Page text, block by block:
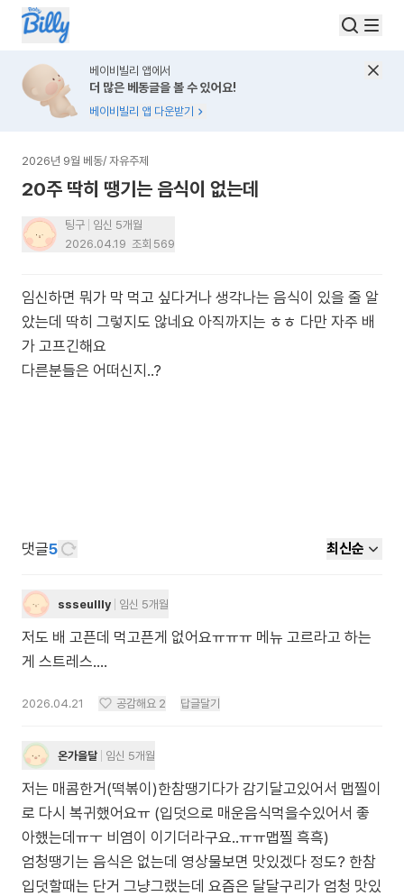
베이비빌리 앱에서
더 많은 베동글을 볼 수 있어요!
베이비빌리 앱 다운받기
2026년 9월 베동/ 자유주제
20주 딱히 땡기는 음식이 없는데
팅구
임신 5개월
2026.04.19 조회 569
임신하면 뭐가 막 먹고 싶다거나 생각나는 음식이 있을 줄 알
았는데 딱히 그렇지도 않네요 아직까지는 ㅎㅎ 다만 자주 배
가 고프긴해요
다른분들은 어떠신지..?
댓글5 최신순
ssseullly 임신 5개월
저도 배 고픈데 먹고픈게 없어요ㅠㅠㅠ 메뉴 고르라고 하는
게 스트레스....
2026.04.21 공감해요 2 답글달기
온가을달 임신 5개월
저는 매콤한거(떡볶이)한참땡기다가 감기달고있어서 맵찔이
로 다시 복귀했어요ㅠ (입덧으로 매운음식먹을수있어서 좋
아했는데ㅠㅜ 비염이 이기더라구요..ㅠㅠ맵찔 흑흑)
엄청땡기는 음식은 없는데 영상물보면 맛있겠다 정도? 한참
입덧할때는 단거 그냥그랬는데 요즘은 달달구리가 엄청 맛있